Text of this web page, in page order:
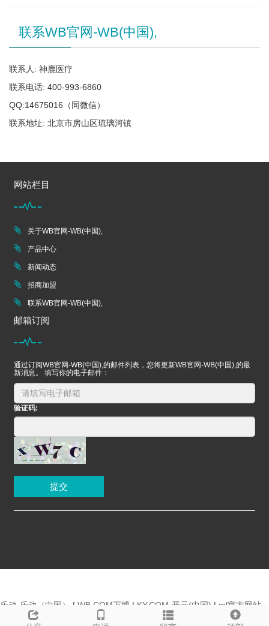
联系WB官网-WB(中国),
联系人: 神鹿医疗
联系电话: 400-993-6860
QQ:14675016（同微信）
联系地址: 北京市房山区琉璃河镇
网站栏目
关于WB官网-WB(中国),
产品中心
新闻动态
招商加盟
联系WB官网-WB(中国),
邮箱订阅
通过订阅WB官网-WB(中国),的邮件列表，您将更新WB官网-WB(中国),的最
新消息。 填写你的电子邮件：
验证码:
提交
乐动-乐动（中国） | WB.COM万搏 | KY.COM-开元(中国) | ml官方网站-
xk.com-星空(中国) |XINGKONG.COM-星空(中国)
leyu乐鱼(中